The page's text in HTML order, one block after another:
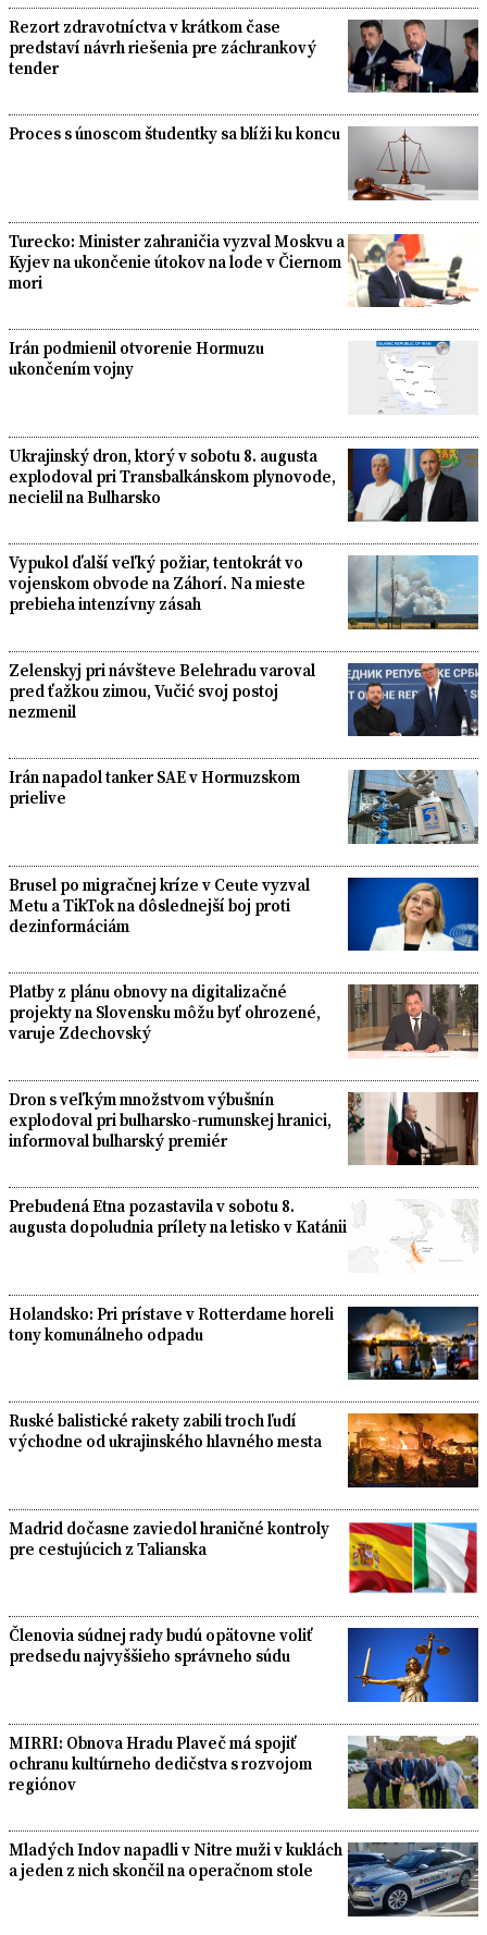
Rezort zdravotníctva v krátkom čase
predstaví návrh riešenia pre záchrankový
tender
Proces s únoscom študentky sa blíži ku koncu
Turecko: Minister zahraničia vyzval Moskvu a
Kyjev na ukončenie útokov na lode v Čiernom
mori
Irán podmienil otvorenie Hormuzu
ukončením vojny
Ukrajinský dron, ktorý v sobotu 8. augusta
explodoval pri Transbalkánskom plynovode,
necielil na Bulharsko
Vypukol ďalší veľký požiar, tentokrát vo
vojenskom obvode na Záhorí. Na mieste
prebieha intenzívny zásah
Zelenskyj pri návšteve Belehradu varoval
pred ťažkou zimou, Vučić svoj postoj
nezmenil
Irán napadol tanker SAE v Hormuzskom
prielive
Brusel po migračnej kríze v Ceute vyzval
Metu a TikTok na dôslednejší boj proti
dezinformáciám
Platby z plánu obnovy na digitalizačné
projekty na Slovensku môžu byť ohrozené,
varuje Zdechovský
Dron s veľkým množstvom výbušnín
explodoval pri bulharsko-rumunskej hranici,
informoval bulharský premiér
Prebudená Etna pozastavila v sobotu 8.
augusta dopoludnia prílety na letisko v Katánii
Holandsko: Pri prístave v Rotterdame horeli
tony komunálneho odpadu
Ruské balistické rakety zabili troch ľudí
východne od ukrajinského hlavného mesta
Madrid dočasne zaviedol hraničné kontroly
pre cestujúcich z Talianska
Členovia súdnej rady budú opätovne voliť
predsedu najvyššieho správneho súdu
MIRRI: Obnova Hradu Plaveč má spojiť
ochranu kultúrneho dedičstva s rozvojom
regiónov
Mladých Indov napadli v Nitre muži v kuklách
a jeden z nich skončil na operačnom stole